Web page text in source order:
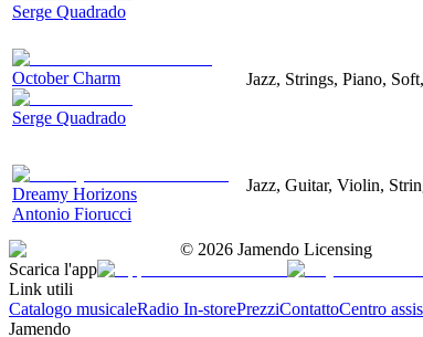
Serge Quadrado
October Charm
Serge Quadrado
Jazz, Strings, Piano,
Dreamy Horizons
Antonio Fiorucci
Jazz, Guitar, Violin,
© 2026 Jamendo Licensing
Scarica l'app
Link utili
Catalogo musicaleRadio In-storePrezziContattoCentro
Jamendo